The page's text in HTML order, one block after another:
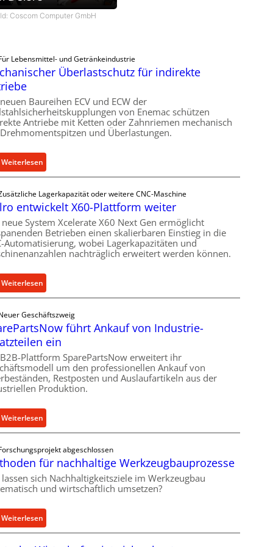
Coscom Computer GmbH
Lebensmittel- und Getränkeindustrie
Überlastschutz für indirekte
Baureihen ECV und ECW der
von Enemac schützen
Antriebe mit Ketten oder Zahnriemen mechanisch
und Überlastungen.
Weiterlesen:
M
c
h
a
n
i
c
h
r
Ü
b
e
r
l
a
t
s
h
u
t
z
f
ü
r
Lagerkapazität oder weitere CNC-Maschine
entwickelt X60-Plattform weiter
neue System Xcelerate X60 Next Gen ermöglicht
Betrieben einen skalierbaren Einstieg in die
Automatisierung, wobei Lagerkapazitäten und
nachträglich erweitert werden können.
Weiterlesen:
C
l
o
e
n
w
i
c
k
e
l
t
6
0
Geschäftszweig
führt Ankauf von Industrie-
ein
Plattform SparePartsNow erweitert ihr
um den professionellen Ankauf von
Restposten und Auslaufartikeln aus der
Produktion.
Weiterlesen:
S
a
r
e
P
a
r
t
abgeschlossen
für nachhaltige Werkzeugbauprozesse
sich Nachhaltigkeitsziele im Werkzeugbau
und wirtschaftlich umsetzen?
Weiterlesen:
M
e